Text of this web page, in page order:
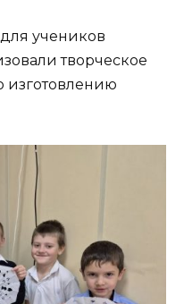
учеников
творческое
изготовлению